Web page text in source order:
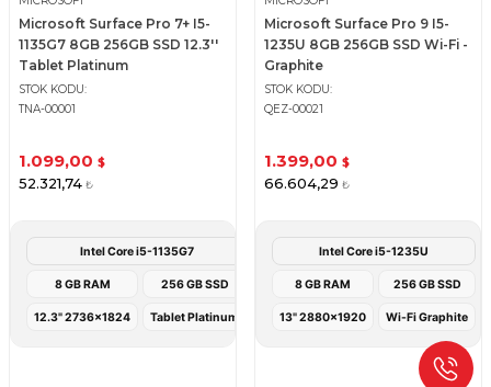
Microsoft Surface Pro 7+ I5-
1135G7 8GB 256GB SSD 12.3''
Tablet Platinum
STOK KODU
TNA-00001
1.099,00 $
52.321,74 ₺
Intel Core i5-1135G7
8 GB RAM 256 GB SSD
12.3" 2736x1824 Tablet Platinum
Microsoft Surface Pro 9 I5-
1235U 8GB 256GB SSD Wi-Fi -
Graphite
STOK KODU
QEZ-00021
1.399,00 $
66.604,29 ₺
Intel Core i5-1235U
8 GB RAM 256 GB SSD
13" 2880x1920 Wi-Fi Graphite